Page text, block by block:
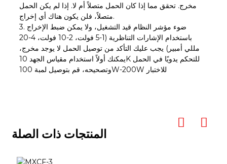
مخرج. تحقق مما إذا كان الحمل متصلاً أم لا. إذا لم يكن الحمل
متصلاً، فلن يكون هناك أي إخراج.
3. ضوء مؤشر النظام قيد التشغيل، ولا يمكن ضبط الإخراج
باستخدام الإشارات التناظرية (1-5 فولت، 2-10 فولت، 4-20
مللي أمبير) يجب عليك التأكد من توصيل الحمل لا يوجد مخرج،
يمكنك أولاً استخدام مقياس الجهد 10K للتحكم يدويًا في الحمل
وتصحيحه، قم بتوصيل لمبة 100W-200W للاختبار
المنتجات ذات الصلة